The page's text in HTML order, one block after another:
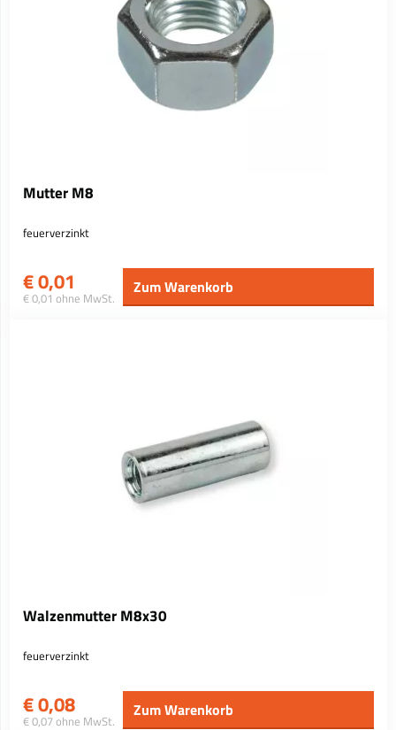
Mutter M8
feuerverzinkt
€0,01
€ 0,01 ohne MwSt.
Zum Warenkorb
Walzenmutter M8x30
feuerverzinkt
€0,08
€ 0,07 ohne MwSt.
Zum Warenkorb